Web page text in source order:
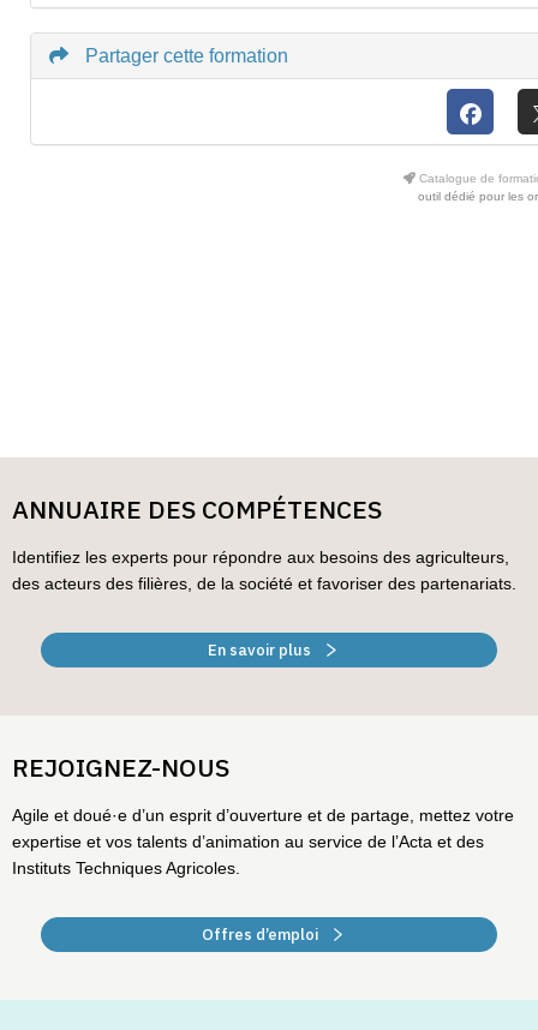
Partager cette formation
Catalogue de
outil dédié pour les
ANNUAIRE DES COMPÉTENCES
Identifiez les experts pour répondre aux besoins des agriculteurs,
des acteurs des filières, de la société et favoriser des partenariats.
En savoir plus
REJOIGNEZ-NOUS
Agile et doué·e d’un esprit d’ouverture et de partage, mettez votre
expertise et vos talents d’animation au service de l’Acta et des
Instituts Techniques Agricoles.
Offres d’emploi